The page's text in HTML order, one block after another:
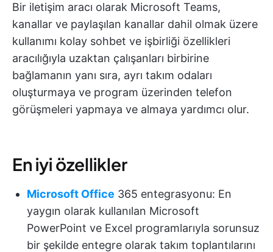
Bir iletişim aracı olarak Microsoft Teams,
kanallar ve paylaşılan kanallar dahil olmak üzere
kullanımı kolay sohbet ve işbirliği özellikleri
aracılığıyla uzaktan çalışanları birbirine
bağlamanın yanı sıra, ayrı takım odaları
oluşturmaya ve program üzerinden telefon
görüşmeleri yapmaya ve almaya yardımcı olur.
En iyi özellikler
Microsoft Office 365 entegrasyonu: En
yaygın olarak kullanılan Microsoft
PowerPoint ve Excel programlarıyla sorunsuz
bir şekilde entegre olarak takım toplantılarını